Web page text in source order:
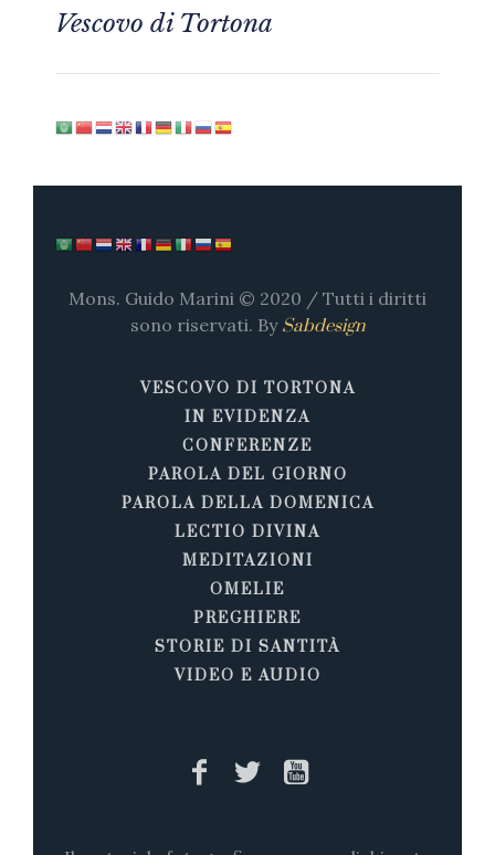
Vescovo di Tortona
Mons. Guido Marini © 2020 / Tutti i diritti
sono riservati. By Sabdesign
VESCOVO DI TORTONA
IN EVIDENZA
CONFERENZE
PAROLA DEL GIORNO
PAROLA DELLA DOMENICA
LECTIO DIVINA
MEDITAZIONI
OMELIE
PREGHIERE
STORIE DI SANTITÀ
VIDEO E AUDIO